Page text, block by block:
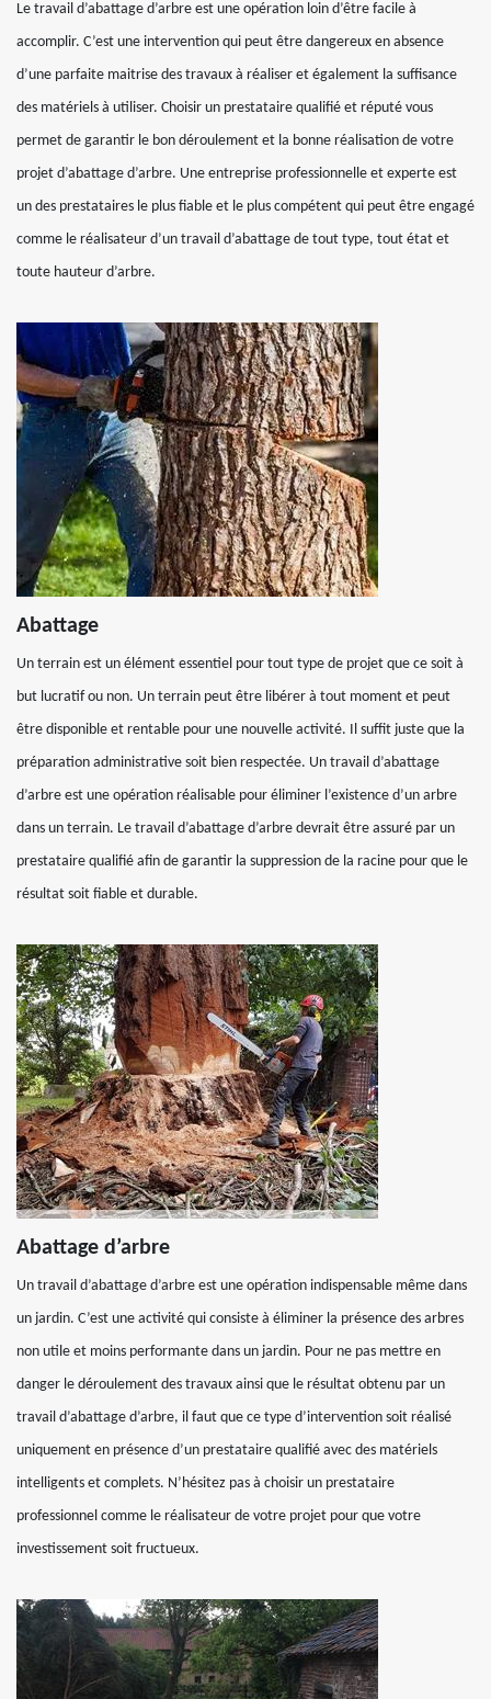
Le travail d’abattage d’arbre est une opération loin d’être facile à
accomplir. C’est une intervention qui peut être dangereux en absence
d’une parfaite maitrise des travaux à réaliser et également la suffisance
des matériels à utiliser. Choisir un prestataire qualifié et réputé vous
permet de garantir le bon déroulement et la bonne réalisation de votre
projet d’abattage d’arbre. Une entreprise professionnelle et experte est
un des prestataires le plus fiable et le plus compétent qui peut être engagé
comme le réalisateur d’un travail d’abattage de tout type, tout état et
toute hauteur d’arbre.
Abattage
Un terrain est un élément essentiel pour tout type de projet que ce soit à
but lucratif ou non. Un terrain peut être libérer à tout moment et peut
être disponible et rentable pour une nouvelle activité. Il suffit juste que la
préparation administrative soit bien respectée. Un travail d’abattage
d’arbre est une opération réalisable pour éliminer l’existence d’un arbre
dans un terrain. Le travail d’abattage d’arbre devrait être assuré par un
prestataire qualifié afin de garantir la suppression de la racine pour que le
résultat soit fiable et durable.
Abattage d’arbre
Un travail d’abattage d’arbre est une opération indispensable même dans
un jardin. C’est une activité qui consiste à éliminer la présence des arbres
non utile et moins performante dans un jardin. Pour ne pas mettre en
danger le déroulement des travaux ainsi que le résultat obtenu par un
travail d’abattage d’arbre, il faut que ce type d’intervention soit réalisé
uniquement en présence d’un prestataire qualifié avec des matériels
intelligents et complets. N’hésitez pas à choisir un prestataire
professionnel comme le réalisateur de votre projet pour que votre
investissement soit fructueux.